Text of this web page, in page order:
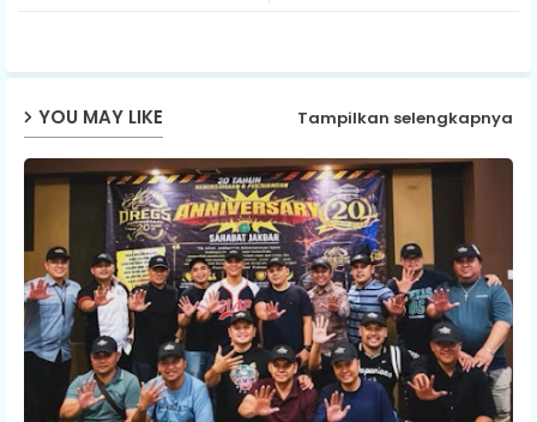
YOU MAY LIKE Tampilkan selengkapnya